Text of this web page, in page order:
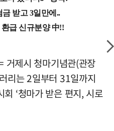
거제시 청마기념관(관장
리는 2일부터 31일까지
‘청마가 받은 편지, 시로